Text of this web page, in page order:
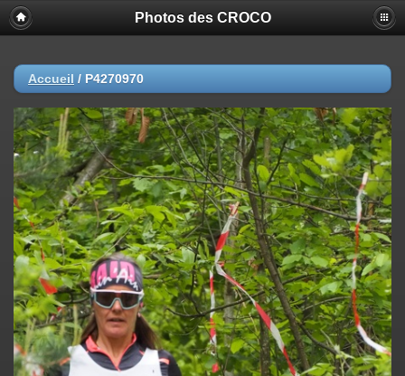
Photos des CROCO
Accueil / P4270970